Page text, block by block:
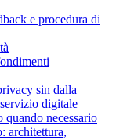
e procedura di
sin dalla
digitale
necessario
architettura,